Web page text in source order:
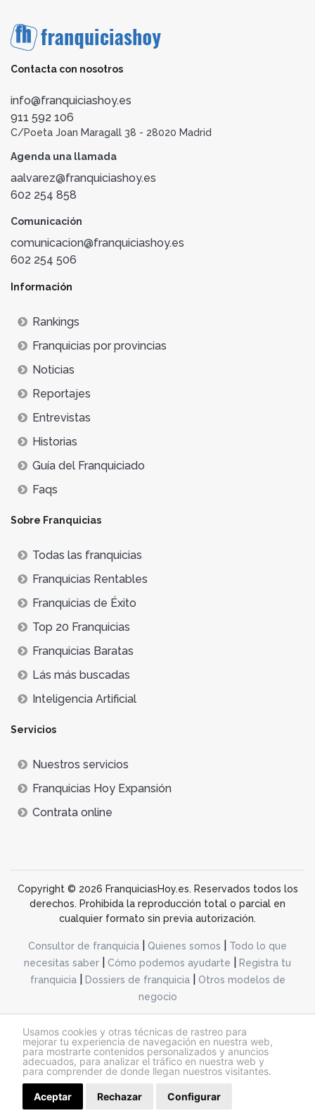
Usamos cookies y otras técnicas de rastreo para
mejorar tu experiencia de navegación en nuestra web,
para mostrarte contenidos personalizados y anuncios
adecuados, para analizar el tráfico en nuestra web y
para comprender de donde llegan nuestros visitantes.
Aceptar Rechazar Configurar
Contacta con nosotros
info@franquiciashoy.es
911 592 106
C/Poeta Joan Maragall 38 - 28020 Madrid
Agenda una llamada
aalvarez@franquiciashoy.es
602 254 858
Comunicación
comunicacion@franquiciashoy.es
602 254 506
Información
Rankings
Franquicias por provincias
Noticias
Reportajes
Entrevistas
Historias
Guía del Franquiciado
Faqs
Sobre Franquicias
Todas las franquicias
Franquicias Rentables
Franquicias de Éxito
Top 20 Franquicias
Franquicias Baratas
Lás más buscadas
Inteligencia Artificial
Servicios
Nuestros servicios
Franquicias Hoy Expansión
Contrata online
Copyright © 2026 FranquiciasHoy.es. Reservados todos los
derechos. Prohibida la reproducción total o parcial en
cualquier formato sin previa autorización.
Consultor de franquicia Quienes somos
Todo lo que
necesitas saber
Cómo podemos ayudarte
Registra tu
franquicia| Dossiers de franquicia|
Otros modelos de
negocio
@franquiciashoy.es |Aviso legal| Política de cookies|Política de privacidad